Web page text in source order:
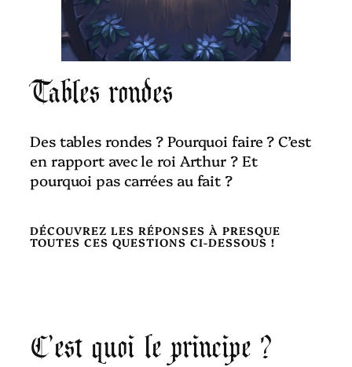
Tables rondes
Des tables rondes ? Pourquoi faire ? C’est
en rapport avec le roi Arthur ? Et
pourquoi pas carrées au fait ?
DÉCOUVREZ LES RÉPONSES À PRESQUE
TOUTES CES QUESTIONS CI-DESSOUS !
C’est quoi le principe ?